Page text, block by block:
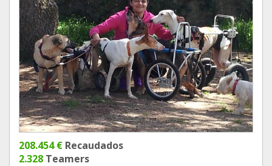
208.454 € Recaudados
2.328 Teamers